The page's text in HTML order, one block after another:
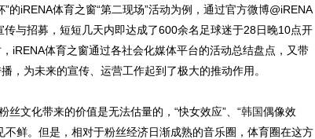
iRENA体育之窗“第二现场”活动为例，通过官方微博@iRENA
与招募，短短几天内即达成了600余名足球迷于28日晚10点开
iRENA体育之窗通过各社会化媒体平台的活动总结盘点，又带
，为未来的宣传、运营工作起到了极大的推动作用。
文化带来的价值是无法估量的，“快女效应”、“韩国偶像效
不鲜。但是，相对于粉丝经济日渐成熟的音乐圈，体育圈在这方